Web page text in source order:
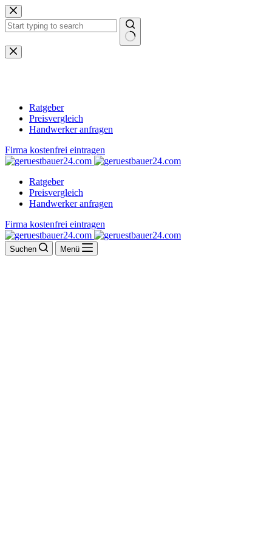
Zum
Inhalt
springen
Keine
Ergebnisse
Ratgeber
Preisvergleich
Handwerker anfragen
Firma kostenfrei eintragen
Ratgeber
Preisvergleich
Handwerker anfragen
Firma kostenfrei eintragen
Suchen Menü